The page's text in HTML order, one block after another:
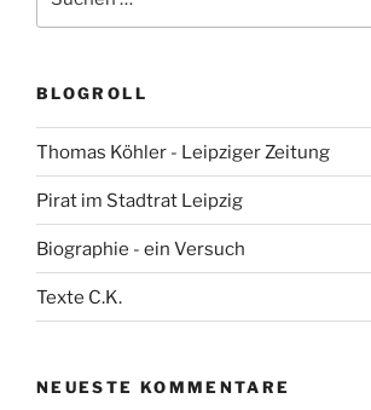
nach:
BLOGROLL
Thomas Köhler - Leipziger Zeitung
Pirat im Stadtrat Leipzig
Biographie - ein Versuch
Texte C.K.
NEUESTE KOMMENTARE